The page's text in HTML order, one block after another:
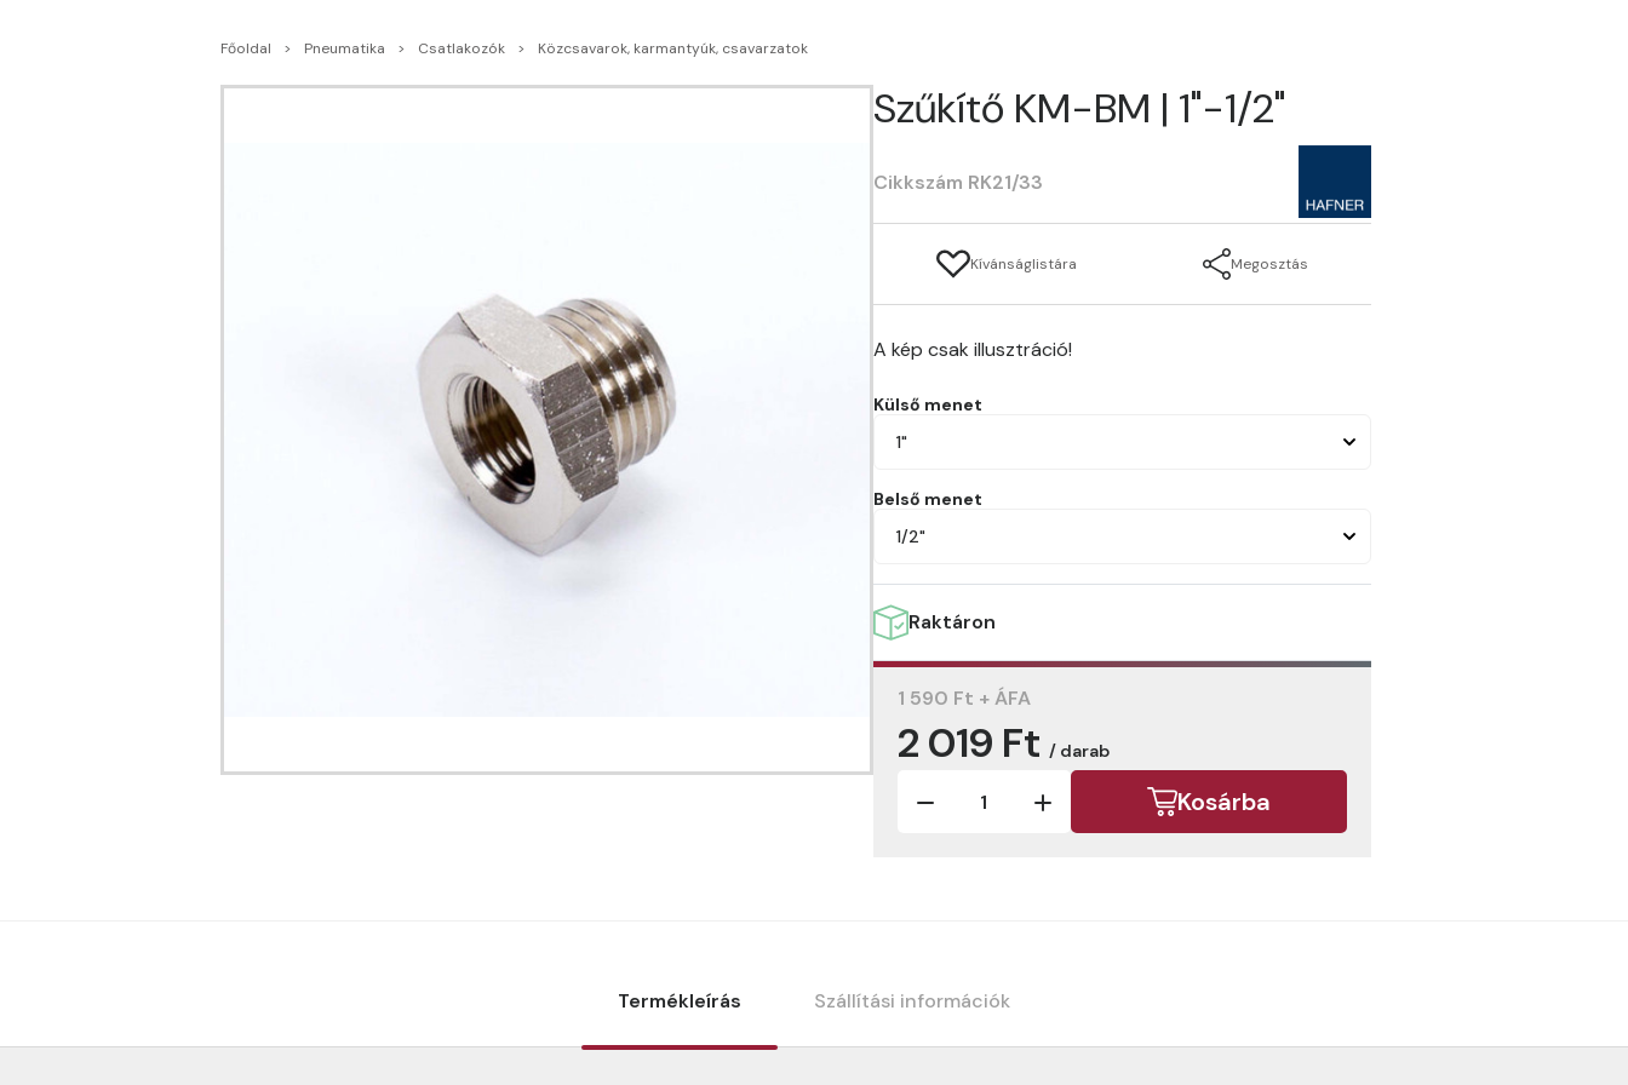
Főoldal Pneumatika Csatlakozók Közcsavarok, karmantyúk, csavarzatok
Szűkítő KM-BM | 1"-1/2"
Cikkszám RK21/33
Kívánságlistára Megosztás
A kép csak illusztráció!
Külső menet
1"
Belső menet
1/2"
Raktáron
1 590 Ft + ÁFA
2 019 Ft / darab
Kosárba
Termékleírás Szállítási információk